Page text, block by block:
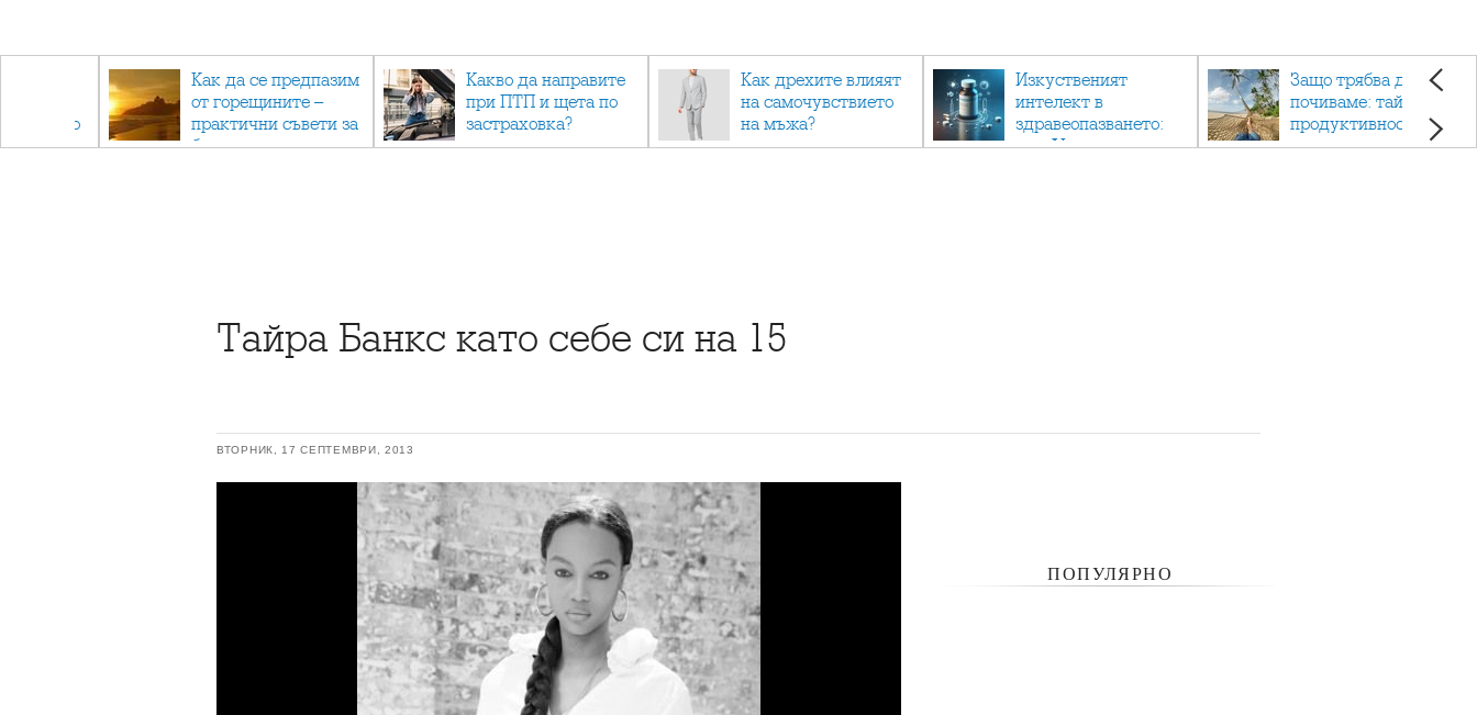
отново
Как да се предпазим
от горещините –
практични съвети за
безопасно лято
Какво да направите
при ПТП и щета по
застраховка?
Как дрехите влияят
на самочувствието
на мъжа?
Изкуственият
интелект в
здравеопазването:
как AI променя
Защо трябва да си
почиваме: тайната на
продуктивността,
здравето и добрия
Тайра Банкс като себе си на 15
ВТОРНИК, 17 СЕПТЕМВРИ, 2013
ПОПУЛЯРНО